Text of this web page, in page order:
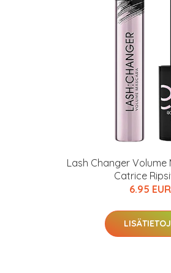
Lash Changer Volume
Catrice
6.95 EUR